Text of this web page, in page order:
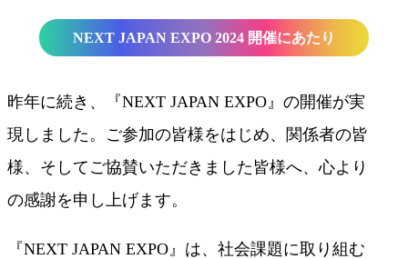
NEXT JAPAN EXPO 2024 開催にあたり
昨年に続き、『NEXT JAPAN EXPO』の開催が実
現しました。ご参加の皆様をはじめ、関係者の皆
様、そしてご協賛いただきました皆様へ、心より
の感謝を申し上げます。
『NEXT JAPAN EXPO』は、社会課題に取り組む